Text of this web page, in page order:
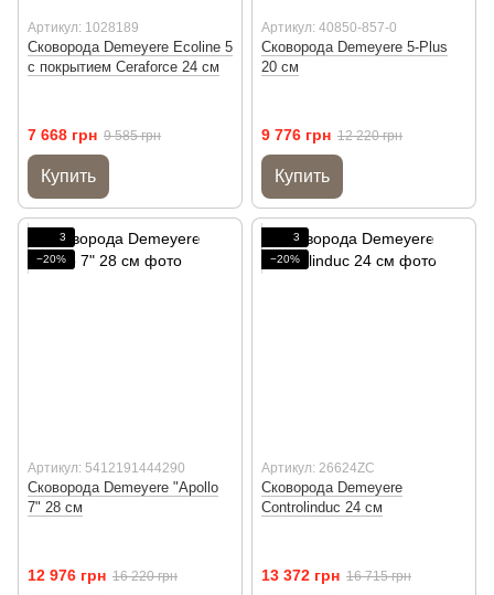
Артикул: 1028189
Сковорода Demeyere Ecoline 5
с покрытием Ceraforce 24 см
7 668 грн 9 585 грн
Купить
Артикул: 40850-857-0
Сковорода Demeyere 5-Plus
20 см
9 776 грн 12 220 грн
Купить
3
−20%
Артикул: 5412191444290
Сковорода Demeyere "Apollo
7" 28 см
12 976 грн 16 220 грн
3
−20%
Артикул: 26624ZC
Сковорода Demeyere
Controlinduc 24 см
13 372 грн 16 715 грн